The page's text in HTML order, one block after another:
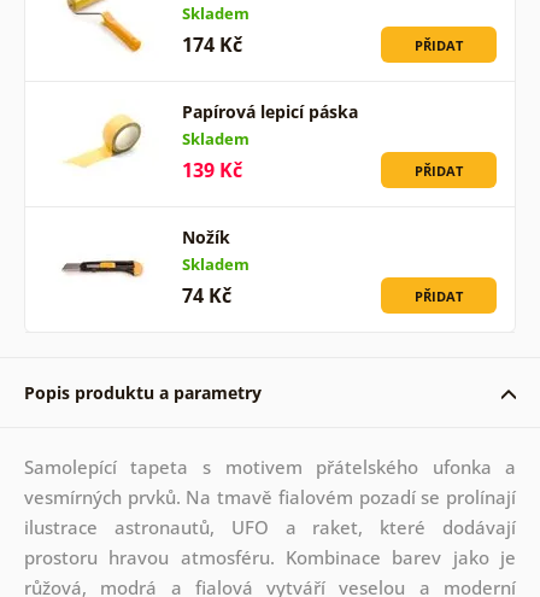
Skladem
174 Kč PŘIDAT
Papírová lepicí páska
Skladem
139 Kč PŘIDAT
Nožík
Skladem
74 Kč PŘIDAT
Popis produktu a parametry
Samolepící tapeta s motivem přátelského ufonka a
vesmírných prvků. Na tmavě fialovém pozadí se prolínají
ilustrace astronautů, UFO a raket, které dodávají
prostoru hravou atmosféru. Kombinace barev jako je
růžová, modrá a fialová vytváří veselou a moderní